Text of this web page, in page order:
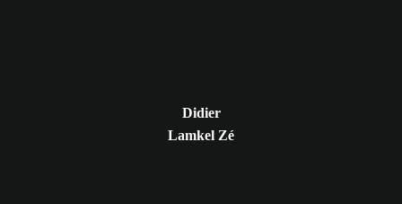
Didier
Lamkel Zé